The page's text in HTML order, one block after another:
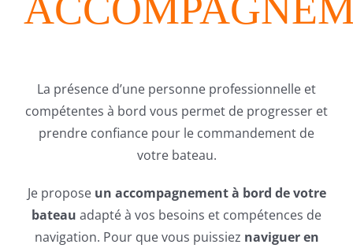
La présence d’une personne professionnelle et
compétentes à bord vous permet de progresser et
prendre confiance pour le commandement de
votre bateau.
Je propose un accompagnement à bord de votre
bateau adapté à vos besoins et compétences de
navigation. Pour que vous puissiez naviguer en